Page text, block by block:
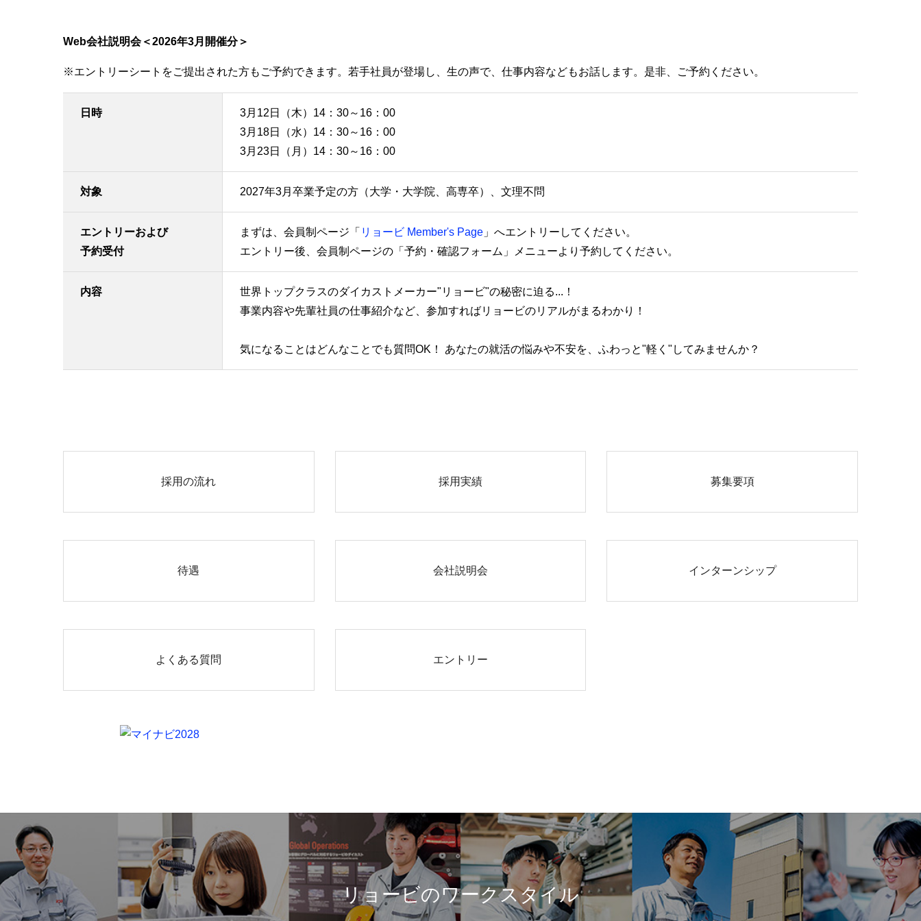
Web会社説明会＜2026年3月開催分＞
※エントリーシートをご提出された方もご予約できます。若手社員が登場し、生の声で、仕事内容などもお話します。是非、ご予約ください。
日時
3月12日（木）14：30～16：00
3月18日（水）14：30～16：00
3月23日（月）14：30～16：00
対象 2027年3月卒業予定の方（大学・大学院、高専卒）、文理不問
エントリーおよび
予約受付
まずは、会員制ページ「 リョービ Member's Page 」へエントリーしてください。
エントリー後、会員制ページの「予約・確認フォーム」メニューより予約してください。
内容
世界トップクラスのダイカストメーカー"リョービ"の秘密に迫る...！
事業内容や先輩社員の仕事紹介など、参加すればリョービのリアルがまるわかり！
気になることはどんなことでも質問OK！ あなたの就活の悩みや不安を、ふわっと"軽く"してみませんか？
採用の流れ 採用実績 募集要項
待遇 会社説明会 インターンシップ
よくある質問 エントリー
リョービのワークスタイル